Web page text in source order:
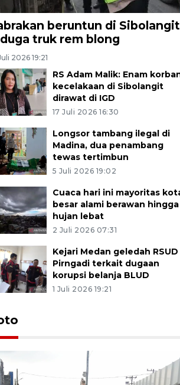
beruntun di Sibolangit
truk rem blong
2026 19:21
RS Adam Malik: Enam
kecelakaan di Sibolangit
dirawat di IGD
17 Juli 2026 16:30
Longsor tambang ilegal di
Madina, dua penambang
tewas tertimbun
5 Juli 2026 19:02
Cuaca hari ini mayoritas
besar alami berawan hingga
hujan lebat
2 Juli 2026 07:31
Kejari Medan geledah RSUD
Pirngadi terkait dugaan
korupsi belanja BLUD
1 Juli 2026 19:21